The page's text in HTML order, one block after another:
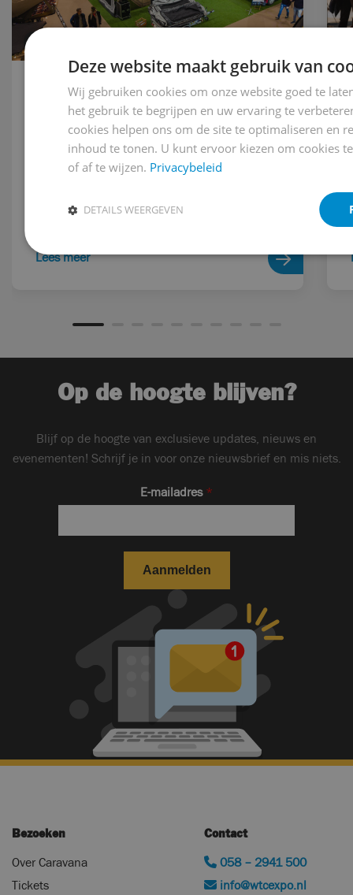
6 maart 2026
Bekijk de aftermovie van Caravana
2026!
Caravana 2026 bracht vijf dagen vol inspiratie,
Lees meer
Op de hoogte blijven?
Blijf op de hoogte van exclusieve updates, nieuws en
evenementen! Schrijf je in voor onze nieuwsbrief en mis niets.
E-mailadres*
Bezoeken
Over Caravana
Tickets
Contact
058 – 2941 500
info@wtcexpo.nl
Deze website maakt gebruik van
Wij gebruiken cookies om onze website goed te
het gebruik te begrijpen en uw ervaring te
cookies helpen ons om de site te optimaliseren en
inhoud te tonen. U kunt ervoor kiezen om cookies
of af te wijzen. Privacybeleid
DETAILS WEERGEVEN